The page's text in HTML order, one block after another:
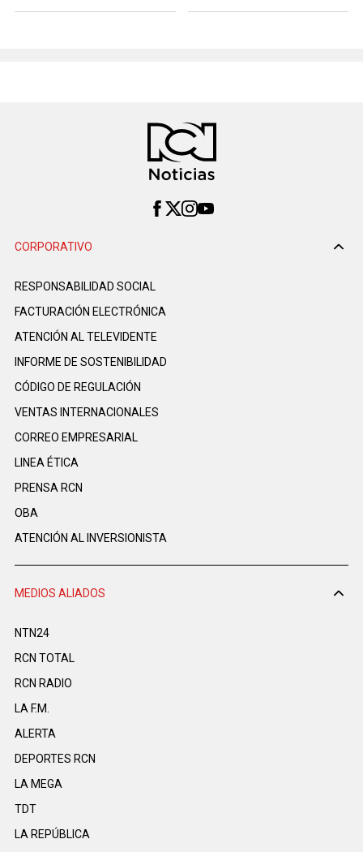
CORPORATIVO
RESPONSABILIDAD SOCIAL
FACTURACIÓN ELECTRÓNICA
ATENCIÓN AL TELEVIDENTE
INFORME DE SOSTENIBILIDAD
CÓDIGO DE REGULACIÓN
VENTAS INTERNACIONALES
CORREO EMPRESARIAL
LINEA ÉTICA
PRENSA RCN
OBA
ATENCIÓN AL INVERSIONISTA
MEDIOS ALIADOS
NTN24
RCN TOTAL
RCN RADIO
LA F.M.
ALERTA
DEPORTES RCN
LA MEGA
TDT
LA REPÚBLICA